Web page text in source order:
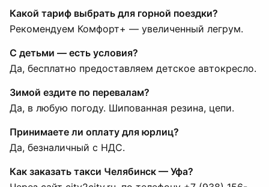
Какой тариф выбрать для горной поездки?
Рекомендуем Комфорт+ — увеличенный легрум.
С детьми — есть условия?
Да, бесплатно предоставляем детское автокресло.
Зимой ездите по перевалам?
Да, в любую погоду. Шипованная резина, цепи.
Принимаете ли оплату для юрлиц?
Да, безналичный с НДС.
Как заказать такси Челябинск — Уфа?